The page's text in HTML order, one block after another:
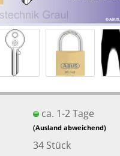
ca. 1-2 Tage
(Ausland abweichend)
34 Stück